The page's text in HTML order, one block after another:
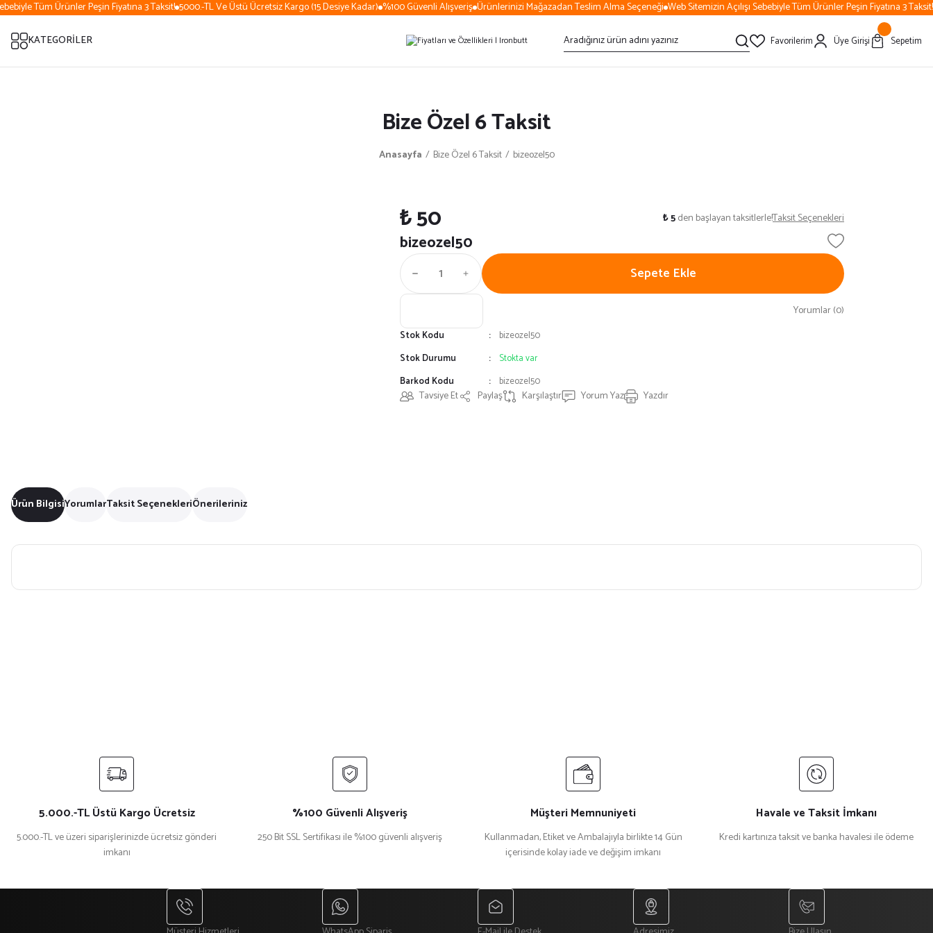
Tüm Ürünler Peşin Fiyatına 3 Taksit! 5000.-TL Ve Üstü Ücretsiz Kargo (15 Desiye Kadar) %100 Güvenli Alışveriş Ürünlerinizi Mağazadan Teslim Alma Seçeneği Web Sitemizin Açılışı Sebebiyle Tüm Ürünler Peşin Fiyatına 3 Taksit!
KATEGORİLER Favorilerim Üye Girişi Sepetim
Bize Özel 6 Taksit
Anasayfa Bize Özel 6 Taksit bizeozel50
Yorumlar (0)
bizeozel50
₺ 50 ₺ 5den başlayan taksitlerle!Taksit Seçenekleri
Stok Kodu
bizeozel50
Stok Durumu
Stokta var
Barkod Kodu
bizeozel50
Sepete Ekle
Tavsiye Et Paylaş Karşılaştır Yorum Yaz Yazdır
Ürün BilgisiYorumlarTaksit SeçenekleriÖnerileriniz
Bu ürüne benzer farklı alternatifler olmalı.
5.000.-TL Üstü Kargo Ücretsiz
5.000.-TL ve üzeri siparişlerinizde ücretsiz gönderi
imkanı
%100 Güvenli Alışveriş
250 Bit SSL Sertifikası ile %100 güvenli alışveriş
Müşteri Memnuniyeti
Kullanmadan, Etiket ve Ambalajıyla birlikte 14 Gün
içerisinde kolay iade ve değişim imkanı
Havale ve Taksit İmkanı
Kredi kartınıza taksit ve banka havalesi ile ödeme